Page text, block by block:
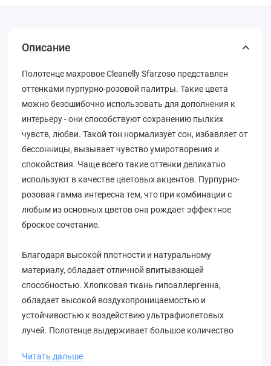
Описание
Полотенце махровое Cleanelly Sfarzoso представлен
оттенками пурпурно-розовой палитры. Такие цвета
можно безошибочно использовать для дополнения к
интерьеру - они способствуют сохранению пылких
чувств, любви. Такой тон нормализует сон, избавляет от
бессонницы, вызывает чувство умиротворения и
спокойствия. Чаще всего такие оттенки деликатно
используют в качестве цветовых акцентов. Пурпурно-
розовая гамма интересна тем, что при комбинации с
любым из основных цветов она рождает эффектное
броское сочетание.
Благодаря высокой плотности и натуральному
материалу, обладает отличной впитывающей
способностью. Хлопковая ткань гипоаллергенна,
обладает высокой воздухопроницаемостью и
устойчивостью к воздействию ультрафиолетовых
лучей. Полотенце выдерживает большое количество
стиральной машине.
Читать дальше